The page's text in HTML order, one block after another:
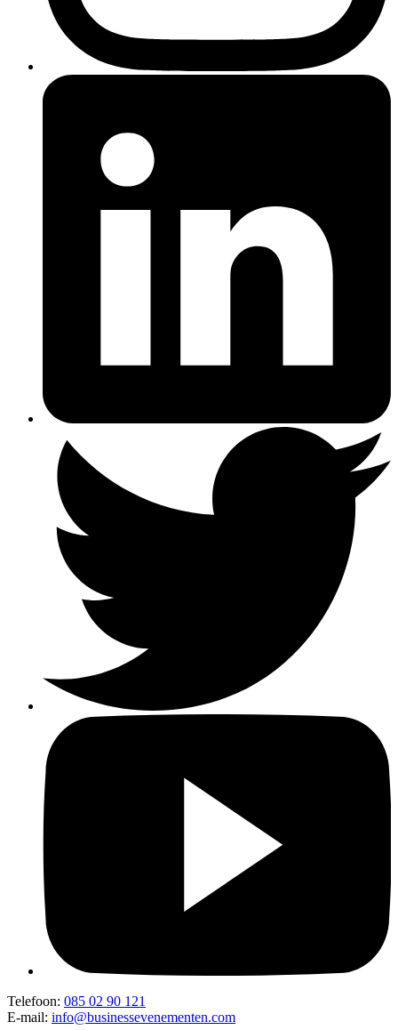
Telefoon: 085 02 90 121
E-mail: info@businessevenementen.com